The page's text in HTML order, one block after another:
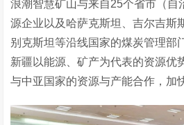
浪潮智慧矿山与来自25个省市（自
源企业以及哈萨克斯坦、吉尔吉斯
别克斯坦等沿线国家的煤炭管理部
新疆以能源、矿产为代表的资源优
与中亚国家的资源与产能合作，加